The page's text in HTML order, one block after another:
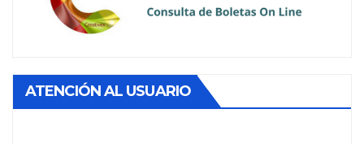
ATENCIÓN AL USUARIO